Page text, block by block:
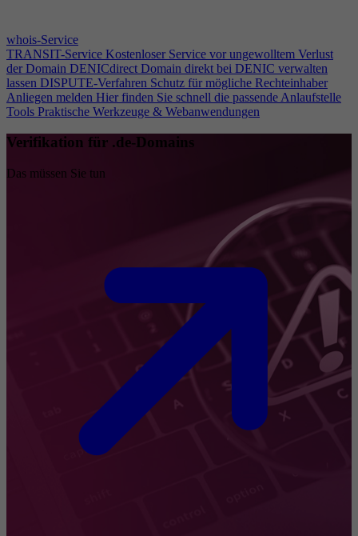
whois-Service
TRANSIT-Service Kostenloser Service vor ungewolltem Verlust
der Domain DENICdirect Domain direkt bei DENIC verwalten
lassen DISPUTE-Verfahren Schutz für mögliche Rechteinhaber
Anliegen melden Hier finden Sie schnell die passende Anlaufstelle
Tools Praktische Werkzeuge & Webanwendungen
Verifikation für .de-Domains
Das müssen Sie tun